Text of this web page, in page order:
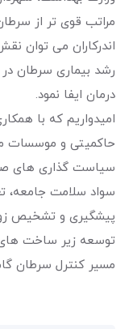
مراتب قوی تر از
اندرکاران می توان
رشد بیماری سرطان
درمان ایفا نمود.
امیدواریم که با
حاکمیتی و موسسات
سیاست گذاری های
سواد سلامت جامعه،
پیشگیری و تشخیص
توسعه زیر ساخت های
مسیر کنترل سرطان